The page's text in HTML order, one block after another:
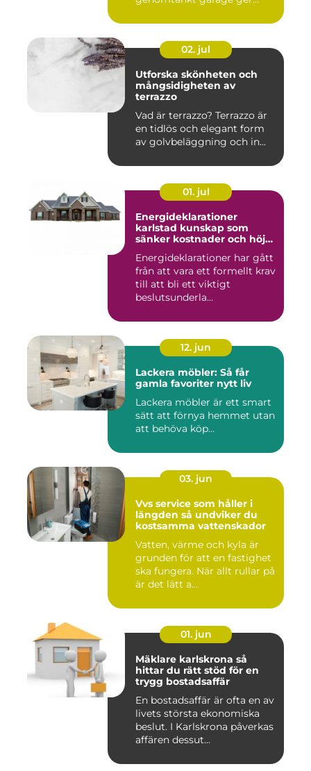
02. jul
Utforska skönheten och
mångsidigheten av
terrazzo
Vad är terrazzo? Terrazzo är
en tidlös och elegant form
av golvbeläggning och in...
01. jul
Energideklarationer
karlstad kunskap som
sänker kostnader och höjer
Energideklarationer har gått
från att vara ett formellt krav
till att bli ett viktigt
beslutsunderla...
12. jun
Lackera möbler: Så får
gamla favoriter nytt liv
Lackera möbler är ett smart
sätt att förnya hemmet utan
att behöva köp...
03. jun
Vvs service som håller i
längden så undviker du
kostsamma vattenskador
Vatten, värme och kyla är
grunden för att en fastighet
ska fungera. När allt rullar på
är det lätt a...
01. jun
Mäklare karlskrona så
hittar du rätt stöd för en
trygg bostadsaffär
En bostadsaffär är ofta en av
livets största ekonomiska
beslut. I Karlskrona påverkas
affären dessut...